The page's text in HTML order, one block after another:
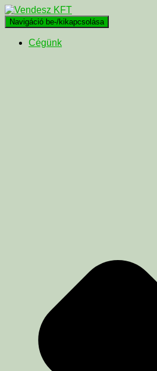
Navigáció be-/kikapcsolása
Cégünk